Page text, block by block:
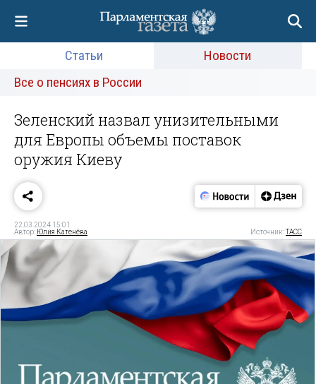
Статьи
Новости
Все о пенсиях в России
Зеленский назвал унизительными
для Европы объемы поставок
оружия Киеву
22.03.2024 15:01
Автор: Юлия Катенёва Источник:ТАСС